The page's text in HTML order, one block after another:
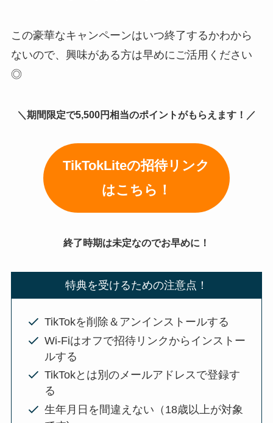
この豪華なキャンペーンはいつ終了するかわから
ないので、興味がある方は早めにご活用ください
◎
＼期間限定で5,500円相当のポイントがもらえます！／
TikTokLiteの招待リンク
はこちら！
終了時期は未定なのでお早めに！
特典を受けるための注意点！
TikTokを削除＆アンインストールする
Wi-Fiはオフで招待リンクからインストー
ルする
TikTokとは別のメールアドレスで登録す
る
生年月日を間違えない（18歳以上が対象